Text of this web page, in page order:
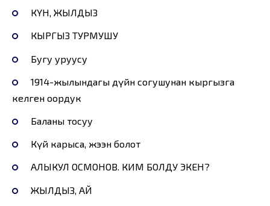
КҮН, ЖЫЛДЫЗ
КЫРГЫЗ ТУРМУШУ
Бугу уруусу
1914-жылындагы дүйнө согушунан кыргызга
келген оордук
Баланы тосуу
Күйөө карыса, жээн болот
АЛЫКУЛ ОСМОНОВ. КИМ БОЛДУ ЭКЕН?
ЖЫЛДЫЗ, АЙ